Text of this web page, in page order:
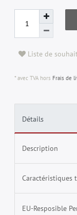
Liste de
* avec TVA hors Frais de
Détails
Description
Caractéristiques
EU-Resposible